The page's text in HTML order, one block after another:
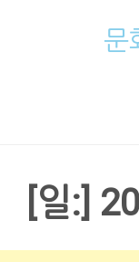
문
[일:]